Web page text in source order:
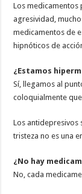
Los medicamentos
agresividad,
medicamentos de
hipnóticos de
¿Estamos
Sí, llegamos al
coloquialmente
Los antidepresivos
tristeza no es una
¿No hay
No, cada